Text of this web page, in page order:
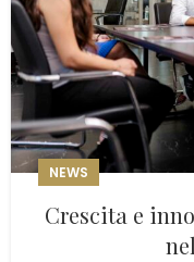
NEWS
Crescita e